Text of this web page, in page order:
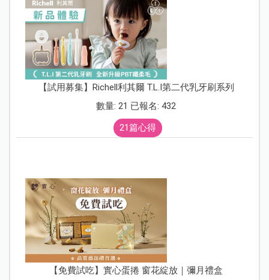
【試用募集】Richell利其爾 T.L.I第二代乳牙刷系列
數量: 21 已報名: 432
21篇心得
【免費試吃】實心蛋捲 窗花綻放｜彌月禮盒